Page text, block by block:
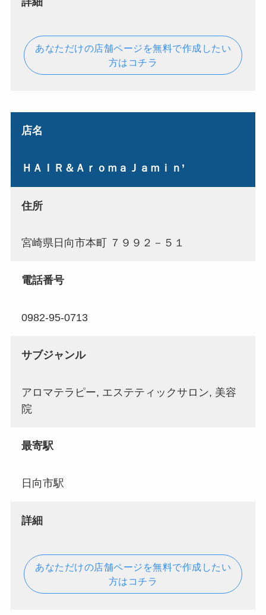
あなただけの店舗ページを無料で作成したい
方はコチラ
店名
ＨＡＩＲ＆ＡｒｏｍａＪａｍｉｎ’
住所
宮崎県日向市本町 ７９９２－５１
電話番号
0982-95-0713
サブジャンル
アロマテラピー, エステティックサロン, 美容
院
最寄駅
日向市駅
詳細
あなただけの店舗ページを無料で作成したい
方はコチラ